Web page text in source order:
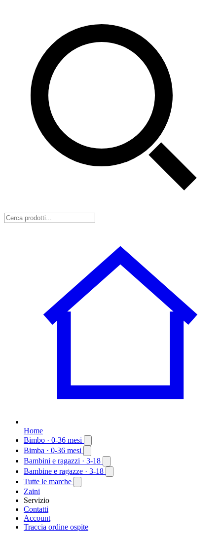
Home
Bimbo · 0-36 mesi
Bimba · 0-36 mesi
Bambini e ragazzi · 3-18
Bambine e ragazze · 3-18
Tutte le marche
Zaini
Servizio
Contatti
Account
Traccia ordine ospite